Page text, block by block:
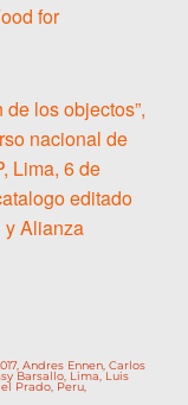
for
los objectos”,
nacional de
Lima, 6 de
editado
y Alianza
,Andres Ennen ,Carlos
Barsallo Lima ,Luis
Prado Peru